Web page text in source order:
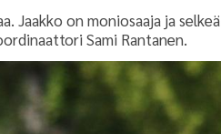
Jaakko on moniosaaja ja selkeä
Sami Rantanen.